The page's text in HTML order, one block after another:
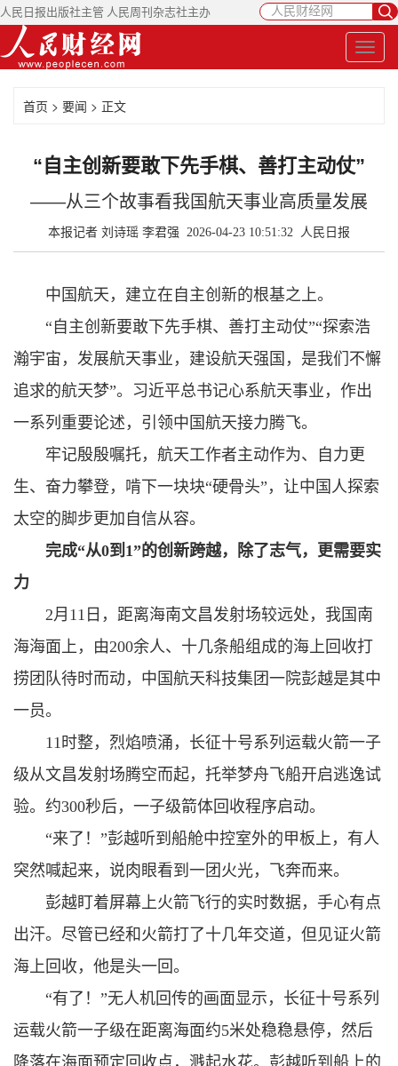
人民日报出版社主管 人民周刊杂志社主办
首页 > 要闻 > 正文
“自主创新要敢下先手棋、善打主动仗”
——从三个故事看我国航天事业高质量发展
本报记者 刘诗瑶 李君强 2026-04-23 10:51:32 人民日报
中国航天，建立在自主创新的根基之上。
“自主创新要敢下先手棋、善打主动仗”“探索浩
瀚宇宙，发展航天事业，建设航天强国，是我们不懈
追求的航天梦”。习近平总书记心系航天事业，作出
一系列重要论述，引领中国航天接力腾飞。
牢记殷殷嘱托，航天工作者主动作为、自力更
生、奋力攀登，啃下一块块“硬骨头”，让中国人探索
太空的脚步更加自信从容。
完成“从0到1”的创新跨越，除了志气，更需要实
力
2月11日，距离海南文昌发射场较远处，我国南
海海面上，由200余人、十几条船组成的海上回收打
捞团队待时而动，中国航天科技集团一院彭越是其中
一员。
11时整，烈焰喷涌，长征十号系列运载火箭一子
级从文昌发射场腾空而起，托举梦舟飞船开启逃逸试
验。约300秒后，一子级箭体回收程序启动。
“来了！”彭越听到船舱中控室外的甲板上，有人
突然喊起来，说肉眼看到一团火光，飞奔而来。
彭越盯着屏幕上火箭飞行的实时数据，手心有点
出汗。尽管已经和火箭打了十几年交道，但见证火箭
海上回收，他是头一回。
“有了！”无人机回传的画面显示，长征十号系列
运载火箭一子级在距离海面约5米处稳稳悬停，然后
降落在海面预定回收点，溅起水花。彭越听到船上的